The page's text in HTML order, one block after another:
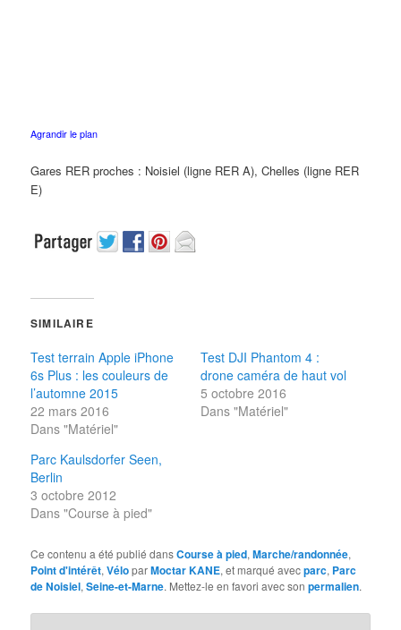
Agrandir le plan
Gares RER proches : Noisiel (ligne RER A), Chelles (ligne RER
E)
SIMILAIRE
Test terrain Apple iPhone
6s Plus : les couleurs de
l’automne 2015
22 mars 2016
Dans "Matériel"
Test DJI Phantom 4 :
drone caméra de haut vol
5 octobre 2016
Dans "Matériel"
Parc Kaulsdorfer Seen,
Berlin
3 octobre 2012
Dans "Course à pied"
Ce contenu a été publié dansCourse à pied,Marche/randonnée,
Point d'intérêt,VéloparMoctar KANE, et marqué avecparc, Parc
de Noisiel,Seine-et-Marne. Mettez-le en favori avec sonpermalien.